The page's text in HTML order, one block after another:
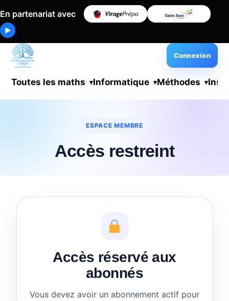
En partenariat avec
▶
Toutes les maths Informatique Méthodes
Connexion
ESPACE MEMBRE
Accès restreint
Accès réservé aux
abonnés
Vous devez avoir un abonnement actif pour